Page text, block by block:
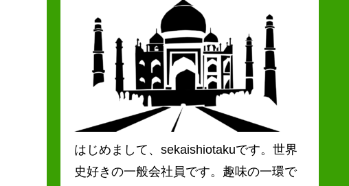
はじめまして、sekaishiotakuです。世界
史好きの一般会社員です。趣味の一環で